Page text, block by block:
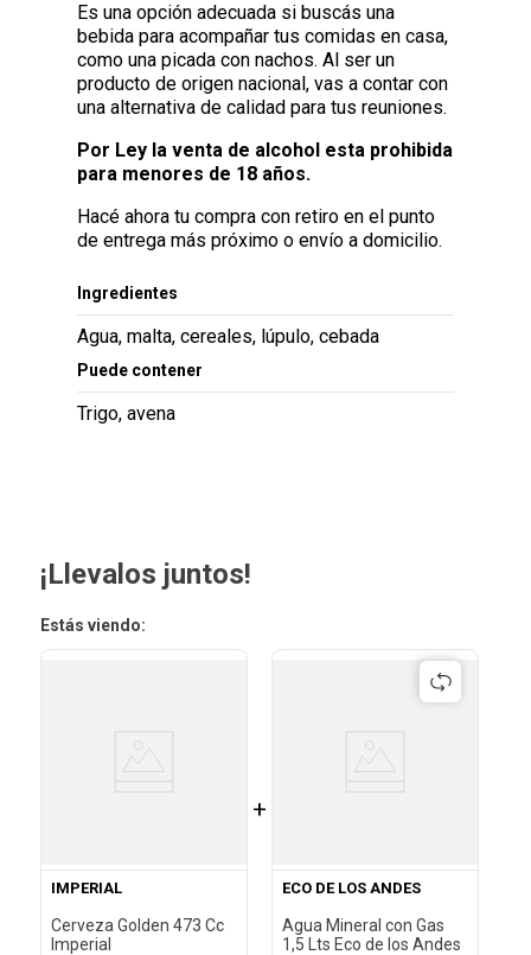
Es una opción adecuada si buscás una
bebida para acompañar tus comidas en casa,
como una picada con nachos. Al ser un
producto de origen nacional, vas a contar con
una alternativa de calidad para tus reuniones.
Por Ley la venta de alcohol esta prohibida
para menores de 18 años.
Hacé ahora tu compra con retiro en el punto
de entrega más próximo o envío a domicilio.
Ingredientes
Agua, malta, cereales, lúpulo, cebada
Puede contener
Trigo, avena
¡Llevalos juntos!
Estás viendo:
IMPERIAL
Cerveza Golden 473 Cc
Imperial
+
ECO DE LOS ANDES
Agua Mineral con Gas
1,5 Lts Eco de los Andes